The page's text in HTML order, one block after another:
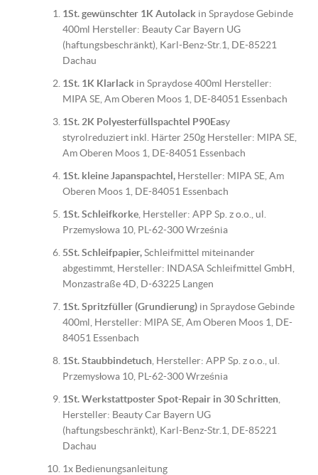
1St. gewünschter 1K Autolack in Spraydose Gebinde
400ml Hersteller: Beauty Car Bayern UG
(haftungsbeschränkt), Karl-Benz-Str.1, DE-85221
Dachau
1St. 1K Klarlack in Spraydose 400ml Hersteller:
MIPA SE, Am Oberen Moos 1, DE-84051 Essenbach
1St. 2K Polyesterfüllspachtel P90Easy
styrolreduziert inkl. Härter 250g Hersteller: MIPA SE,
Am Oberen Moos 1, DE-84051 Essenbach
1St. kleine Japanspachtel, Hersteller: MIPA SE, Am
Oberen Moos 1, DE-84051 Essenbach
1St. Schleifkorke , Hersteller: APP Sp. z o.o., ul.
Przemysłowa 10, PL-62-300 Września
5St. Schleifpapier,Schleifmittel miteinander
abgestimmt, Hersteller: INDASA Schleifmittel GmbH,
Monzastraße 4D, D-63225 Langen
1St. Spritzfüller (Grundierung) in Spraydose Gebinde
400ml, Hersteller: MIPA SE, Am Oberen Moos 1, DE-
84051 Essenbach
1St. Staubbindetuch , Hersteller: APP Sp. z o.o., ul.
Przemysłowa 10, PL-62-300 Września
1St. Werkstattposter Spot-Repair in 30 Schritten
Hersteller: Beauty Car Bayern UG
(haftungsbeschränkt), Karl-Benz-Str.1, DE-85221
Dachau
1x Bedienungsanleitung